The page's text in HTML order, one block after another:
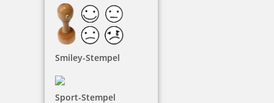
Smiley-Stempel
Sport-Stempel
Printy 4924 Tauchstempel 08 Taucherstempel Motiv
Hobbytaucher